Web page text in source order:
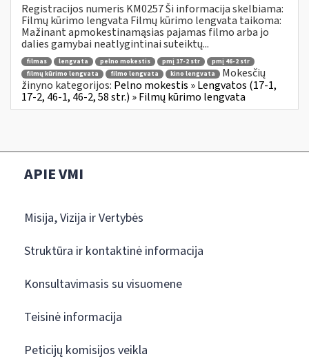
Registracijos numeris KM0257 Ši informacija skelbiama:
Filmų kūrimo lengvata Filmų kūrimo lengvata taikoma:
Mažinant apmokestinamąsias pajamas filmo arba jo
dalies gamybai neatlygintinai suteiktų...
filmas lengvata pelno mokestis pmį 17-2 str
pmį 46-2 str
filmų kūrimo lengvata
filmo lengvata kino lengvata
Mokesčių
žinyno kategorijos: Pelno mokestis » Lengvatos (17-1,
17-2, 46-1, 46-2, 58 str.) » Filmų kūrimo lengvata
APIE VMI
Misija, Vizija ir Vertybės
Struktūra ir kontaktinė informacija
Konsultavimasis su visuomene
Teisinė informacija
Peticijų komisijos veikla